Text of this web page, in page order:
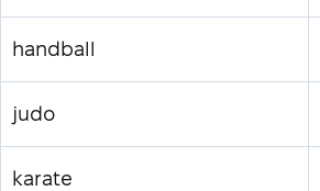
handball
judo
karate